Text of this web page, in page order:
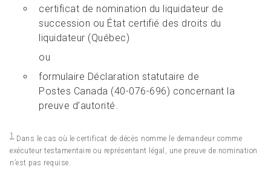
certificat de nomination du liquidateur de
succession ou État certifié des droits du
liquidateur (Québec)
ou
formulaire Déclaration statutaire de
Postes Canada (40-076-696) concernant la
preuve d’autorité.
1 Dans le cas où le certificat de décès nomme le demandeur comme
exécuteur testamentaire ou représentant légal, une preuve de nomination
n’est pas requise.